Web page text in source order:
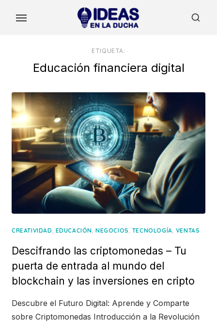
ETIQUETA:
Educación financiera digital
CREATIVIDAD, EDUCACIÓN,NEGOCIOS, TECNOLOGÍA, VENTAS
Descifrando las criptomonedas – Tu
puerta de entrada al mundo del
blockchain y las inversiones en cripto
Descubre el Futuro Digital: Aprende y Comparte
sobre Criptomonedas Introducción a la Revolución